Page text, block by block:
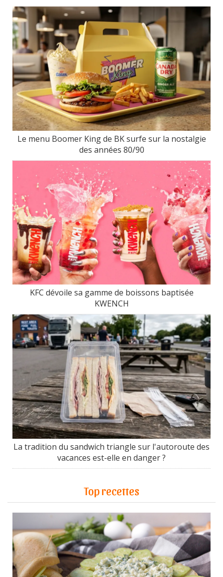
Le menu Boomer King de BK surfe sur la nostalgie
des années 80/90
KFC dévoile sa gamme de boissons baptisée
KWENCH
La tradition du sandwich triangle sur l'autoroute des
vacances est-elle en danger ?
Top recettes